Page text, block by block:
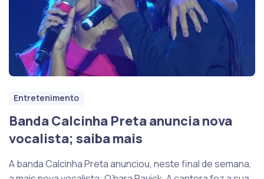
Entretenimento
Banda Calcinha Preta anuncia nova
vocalista; saiba mais
A banda Calcinha Preta anunciou, neste final de semana,